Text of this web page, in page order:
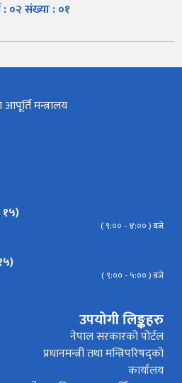
: ०२ संख्या : ०१
आपूर्ति मन्त्रालय
१५)
( ९:०० - ४:०० ) बजे
( ९:०० - ५:०० ) बजे
उपयोगी लिङ्कहरु
नेपाल सरकारको पोर्टल
प्रधानमन्त्री तथा मन्त्रिपरिषद्को
कार्यालय